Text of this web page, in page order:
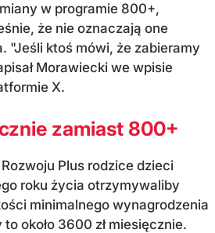
w programie 800+,
że nie oznaczają one
"Jeśli ktoś mówi, że zabieramy
Morawiecki we wpisie
X.
zamiast 800+
Plus rodzice dzieci
roku życia otrzymywaliby
minimalnego wynagrodzenia
około 3600 zł miesięcznie.